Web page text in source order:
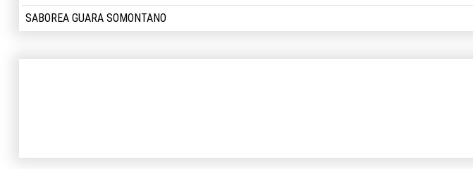
SABOREA GUARA SOMONTANO